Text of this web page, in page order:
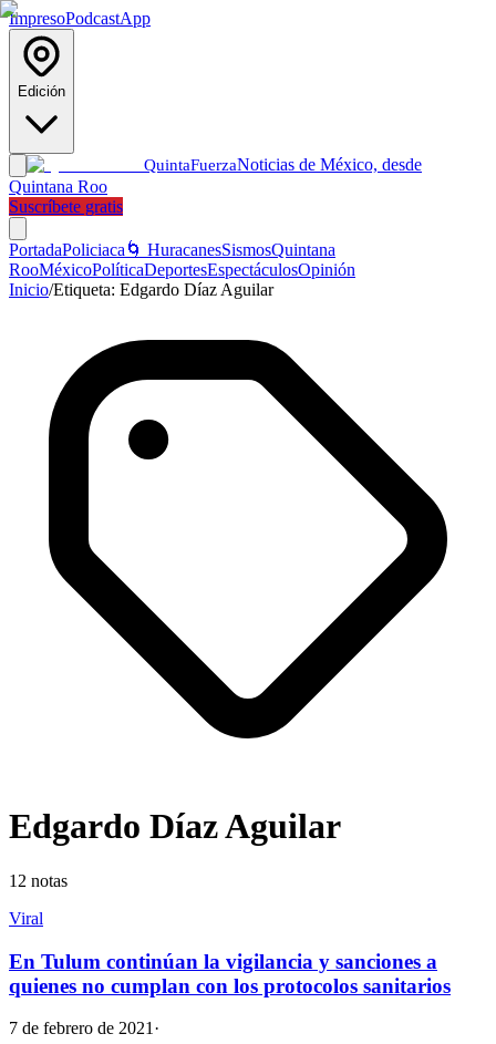
ImpresoPodcastApp
Edición
QuintaFuerzaNoticias de México, desde
Quintana Roo
Suscríbete gratis
PortadaPoliciaca 🌀 HuracanesSismosQuintana
RooMéxicoPolíticaDeportesEspectáculosOpinión
Inicio/Etiqueta: Edgardo Díaz Aguilar
Edgardo Díaz Aguilar
12 notas
Viral
En Tulum continúan la vigilancia y sanciones a
quienes no cumplan con los protocolos sanitarios
7 de febrero de 2021 ·